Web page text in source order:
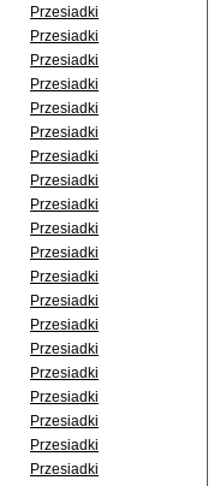
Przesiadki
Przesiadki
Przesiadki
Przesiadki
Przesiadki
Przesiadki
Przesiadki
Przesiadki
Przesiadki
Przesiadki
Przesiadki
Przesiadki
Przesiadki
Przesiadki
Przesiadki
Przesiadki
Przesiadki
Przesiadki
Przesiadki
Przesiadki